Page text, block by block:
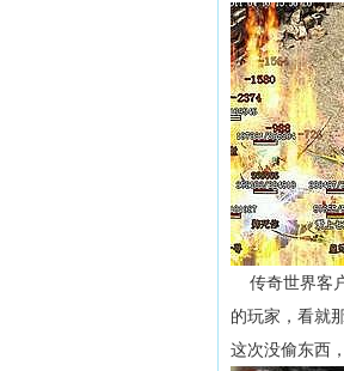
传奇世界客
的玩家，看就
这次没偷东西